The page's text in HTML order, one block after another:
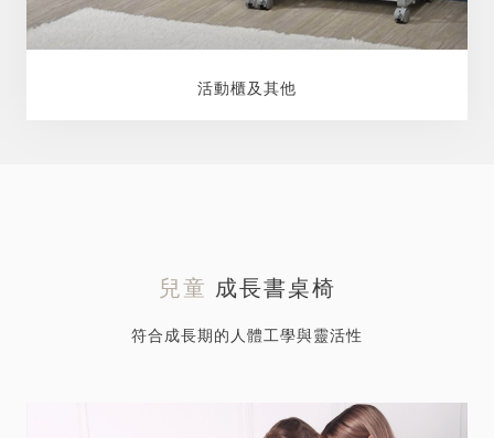
活動櫃及其他
兒童 成長書桌椅
符合成長期的人體工學與靈活性